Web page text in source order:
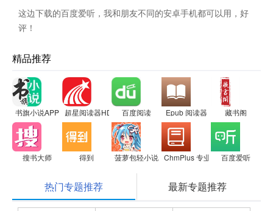
这边下载的百度爱听，我和朋友不同的安卓手机都可以用，好
评！
精品推荐
书旗小说APP 超星阅读器HD 百度阅读 Epub 阅读器 藏书阁
搜书大师 得到 菠萝包轻小说 ChmPlus 专业版 - CHM 阅读器
百度爱听
热门专题推荐 最新专题推荐